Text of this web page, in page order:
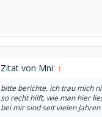
Zitat von Mni: ↑
bitte berichte, ich trau mich
so recht hilft, wie man hier
bei mir sind seit vielen